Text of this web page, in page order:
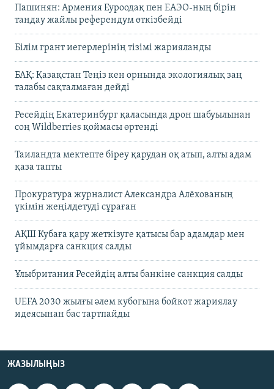
Пашинян: Армения Еуроодақ пен ЕАЭО-ның бірін
таңдау жайлы референдум өткізбейді
Білім грант иегерлерінің тізімі жарияланды
БАҚ: Қазақстан Теңіз кен орнында экологиялық заң
талабы сақталмаған дейді
Ресейдің Екатеринбург қаласында дрон шабуылынан
соң Wildberries қоймасы өртенді
Таиландта мектепте біреу қарудан оқ атып, алты адам
қаза тапты
Прокуратура журналист Александра Алёхованың
үкімін жеңілдетуді сұраған
АҚШ Кубаға қару жеткізуге қатысы бар адамдар мен
ұйымдарға санкция салды
Ұлыбритания Ресейдің алты банкіне санкция салды
UEFA 2030 жылғы әлем кубогына бойкот жариялау
идеясынан бас тартпайды
ЖАЗЫЛЫҢЫЗ